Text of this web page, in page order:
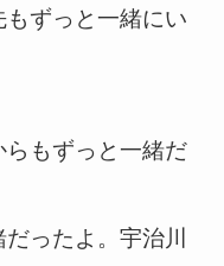
ずっと一緒にい
らもずっと一緒だ
ったよ。宇治川